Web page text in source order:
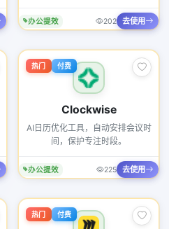
办公提效 202 去使用
热门 付费
Clockwise
AI日历优化工具，自动安排会议时
间，保护专注时段。
办公提效 225 去使用
热门 付费